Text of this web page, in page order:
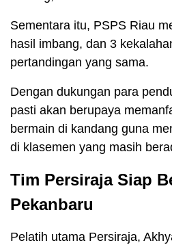
Sementara itu, PSPS Riau
hasil imbang, dan 3
pertandingan yang sama.
Dengan dukungan para
pasti akan berupaya
bermain di kandang guna
di klasemen yang masih
Tim Persiraja Siap
Pekanbaru
Pelatih utama Persiraja,